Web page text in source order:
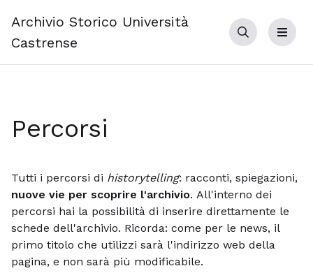
Archivio Storico Università
Castrense
Cerca Menu
Percorsi
Tutti i percorsi di historytelling: racconti, spiegazioni,
nuove vie per scoprire l'archivio. All'interno dei
percorsi hai la possibilità di inserire direttamente le
schede dell'archivio. Ricorda: come per le news, il
primo titolo che utilizzi sarà l'indirizzo web della
pagina, e non sarà più modificabile.